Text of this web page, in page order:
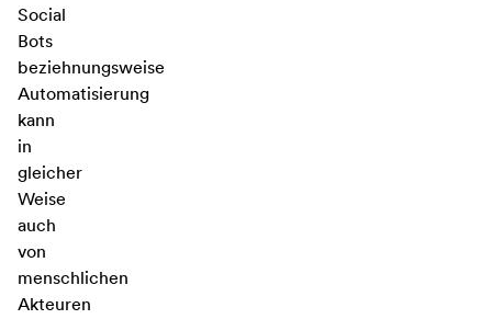
Social
Bots
beziehnungsweise
Automatisierung
kann
in
gleicher
Weise
auch
von
menschlichen
Akteuren